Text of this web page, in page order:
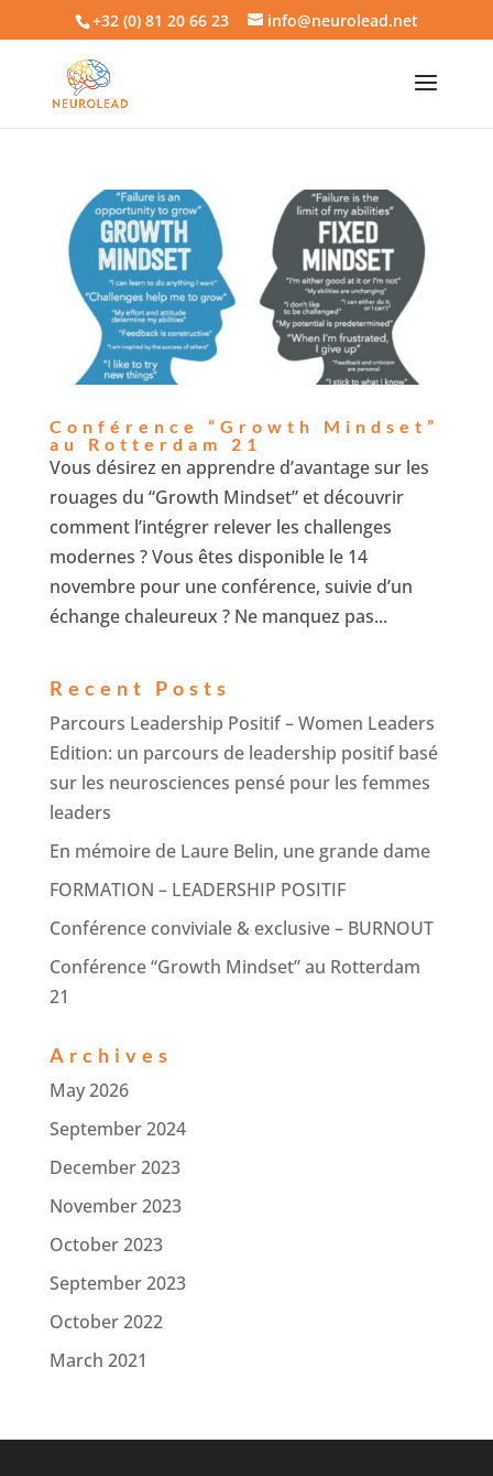
+32 (0) 81 20 66 23 info@neurolead.net
Conférence “Growth Mindset”
au Rotterdam 21
Vous désirez en apprendre d’avantage sur les
rouages du “Growth Mindset” et découvrir
comment l’intégrer relever les challenges
modernes ? Vous êtes disponible le 14
novembre pour une conférence, suivie d’un
échange chaleureux ? Ne manquez pas...
Recent Posts
Parcours Leadership Positif – Women Leaders
Edition: un parcours de leadership positif basé
sur les neurosciences pensé pour les femmes
leaders
En mémoire de Laure Belin, une grande dame
FORMATION – LEADERSHIP POSITIF
Conférence conviviale & exclusive – BURNOUT
Conférence “Growth Mindset” au Rotterdam
21
Archives
May 2026
September 2024
December 2023
November 2023
October 2023
September 2023
October 2022
March 2021